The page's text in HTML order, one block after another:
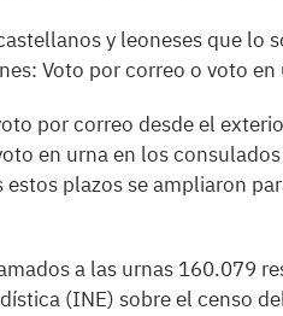
y leoneses que
Voto por correo o voto en
por correo desde el
en urna en los
plazos se ampliaron
a las urnas 160.079
(INE) sobre el censo